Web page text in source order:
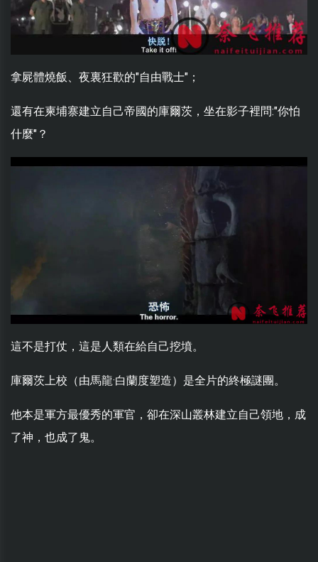
拿屍體燒飯、夜裏狂歡的"自由戰士"；
還有在柬埔寨建立自己帝國的庫爾茨，坐在影子裡問:"你怕
什麼"？
這不是打仗，這是人類在給自己挖墳。
庫爾茨上校（由馬龍·白蘭度塑造）是全片的終極謎團。
他本是軍方最優秀的軍官，卻在深山叢林建立自己領地，成
了神，也成了鬼。